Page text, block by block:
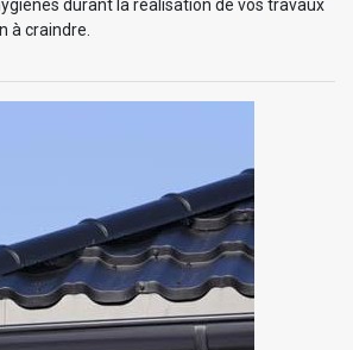
durant la réalisation de vos travaux
à craindre.